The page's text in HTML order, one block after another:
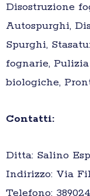
Disostruzione
Autospurghi,
Spurghi,
fognarie,
biologiche,
Contatti:
Ditta: Salino
Indirizzo: Via
Telefono: